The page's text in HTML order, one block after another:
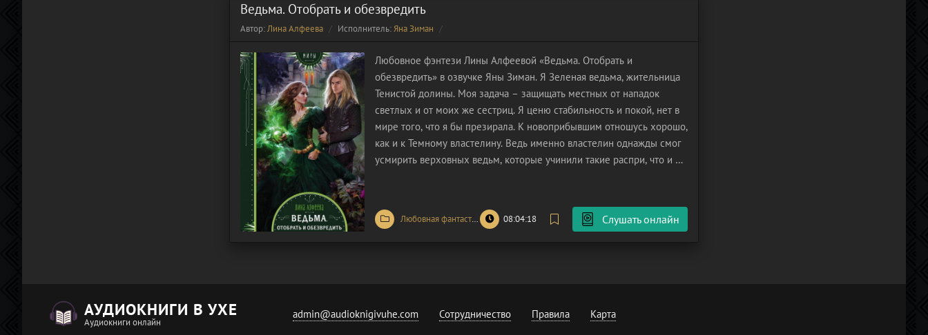
Ведьма. Отобрать и обезвредить
Автор:Лина Алфеева Исполнитель:Яна Зиман
Любовное фэнтези Лины Алфеевой «Ведьма. Отобрать и
обезвредить» в озвучке Яны Зиман. Я Зеленая ведьма, жительница
Тенистой долины. Моя задача – защищать местных от нападок
светлых и от моих же сестриц. Я ценю стабильность и покой, нет в
мире того, что я бы презирала. К новоприбывшим отношусь хорошо,
как и к Темному властелину. Ведь именно властелин однажды смог
усмирить верховных ведьм, которые учинили такие распри, что и до
Любовная фантастика /Фэнтези
08:04:18 Слушать онлайн
АУДИОКНИГИ В УХЕ
Аудиокниги онлайн
admin@audioknigivuhe.com Сотрудничество Правила Карта